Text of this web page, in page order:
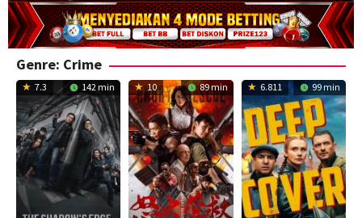
Genre: Crime
7.3 142 min 10 89 min 6.811 99 min